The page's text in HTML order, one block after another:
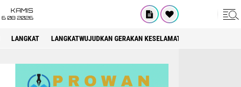
KAMIS
6 08 2026
LANGKAT LANGKATWUJUDKAN GERAKAN KESELAMATAN BERLALU